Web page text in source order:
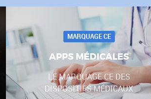
MARQUAGE CE
APPS MÉDICALES
LE MARQUAGE CE DES
DISPOSITIFS MÉDICAUX